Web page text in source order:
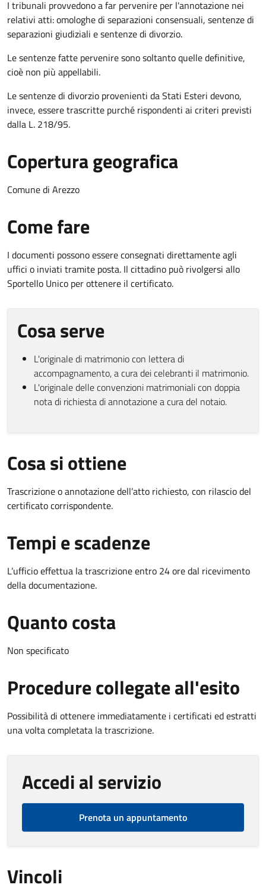
I tribunali provvedono a far pervenire per l'annotazione nei
relativi atti: omologhe di separazioni consensuali, sentenze di
separazioni giudiziali e sentenze di divorzio.
Le sentenze fatte pervenire sono soltanto quelle definitive,
cioè non più appellabili.
Le sentenze di divorzio provenienti da Stati Esteri devono,
invece, essere trascritte purché rispondenti ai criteri previsti
dalla L. 218/95.
Copertura geografica
Comune di Arezzo
Come fare
I documenti possono essere consegnati direttamente agli
uffici o inviati tramite posta. Il cittadino può rivolgersi allo
Sportello Unico per ottenere il certificato.
Cosa serve
L'originale di matrimonio con lettera di
accompagnamento, a cura dei celebranti il matrimonio.
L'originale delle convenzioni matrimoniali con doppia
nota di richiesta di annotazione a cura del notaio.
Cosa si ottiene
Trascrizione o annotazione dell’atto richiesto, con rilascio del
certificato corrispondente.
Tempi e scadenze
L’ufficio effettua la trascrizione entro 24 ore dal ricevimento
della documentazione.
Quanto costa
Non specificato
Procedure collegate all'esito
Possibilità di ottenere immediatamente i certificati ed estratti
una volta completata la trascrizione.
Accedi al servizio
Prenota un appuntamento
Vincoli